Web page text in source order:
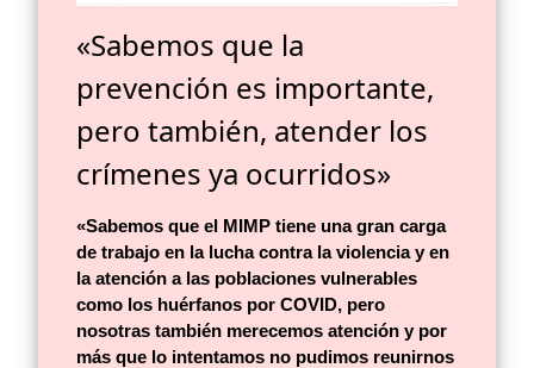
«Sabemos que la
prevención es importante,
pero también, atender los
crímenes ya ocurridos»
«Sabemos que el MIMP tiene una gran carga
de trabajo en la lucha contra la violencia y en
la atención a las poblaciones vulnerables
como los huérfanos por COVID, pero
nosotras también merecemos atención y por
más que lo intentamos no pudimos reunirnos